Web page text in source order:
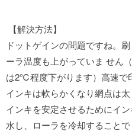
【解決方法】
ドットゲインの問題ですね。
ーラ温度も上がっていま せん
は2℃程度下がります）高速で
インキは軟らかくなり網点は太
インキを安定させるためにイ
水し、ローラを冷却するこ